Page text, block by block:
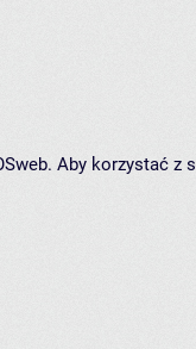
Aby korzystać z